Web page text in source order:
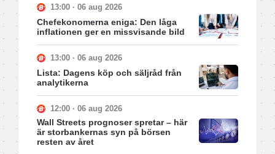
13:00 · 06 aug 2026
Chefekonomerna eniga: Den låga
inflationen ger en missvisande bild
13:00 · 06 aug 2026
Lista: Dagens köp och säljråd från
analytikerna
12:00 · 06 aug 2026
Wall Streets prognoser spretar – här
är storbankernas syn på börsen
resten av året